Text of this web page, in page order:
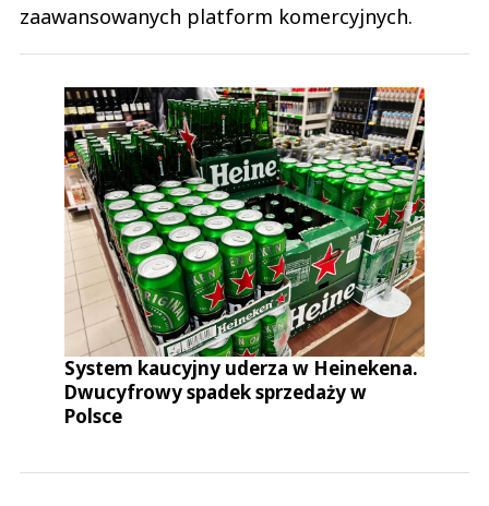
zaawansowanych platform komercyjnych.
System kaucyjny uderza w Heinekena.
Dwucyfrowy spadek sprzedaży w
Polsce